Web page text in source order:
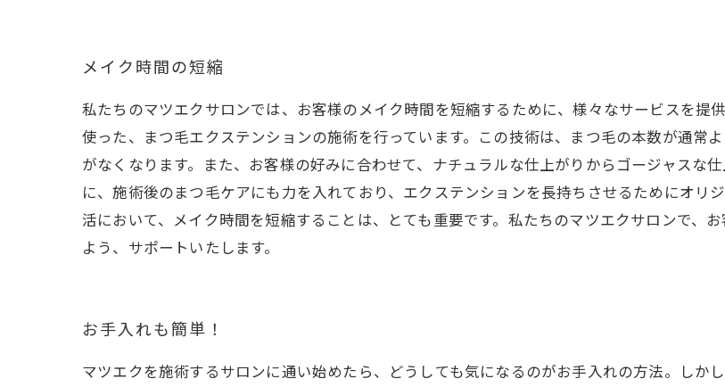
メイク時間の短縮
私たちのマツエクサロンでは、お客様のメイク時間を短縮するために、様々なサービスを提
使った、まつ毛エクステンションの施術を行っています。この技術は、まつ毛の本数が通常
がなくなります。また、お客様の好みに合わせて、ナチュラルな仕上がりからゴージャスな
に、施術後のまつ毛ケアにも力を入れており、エクステンションを長持ちさせるためにオリ
活において、メイク時間を短縮することは、とても重要です。私たちのマツエクサロンで、
よう、サポートいたします。
お手入れも簡単！
マツエクを施術するサロンに通い始めたら、どうしても気になるのがお手入れの方法。しか